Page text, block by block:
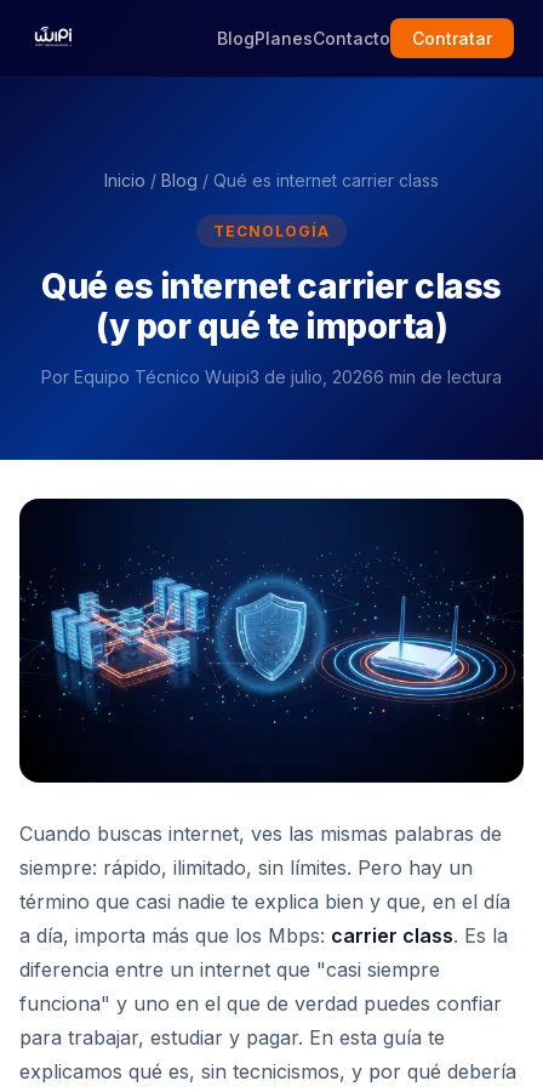
BlogPlanesContacto Contratar
Inicio / Blog / Qué es internet carrier class
TECNOLOGÍA
Qué es internet carrier class
(y por qué te importa)
Por Equipo Técnico Wuipi3 de julio, 20266 min de lectura
Cuando buscas internet, ves las mismas palabras de
siempre: rápido, ilimitado, sin límites. Pero hay un
término que casi nadie te explica bien y que, en el día
a día, importa más que los Mbps: carrier class. Es la
diferencia entre un internet que "casi siempre
funciona" y uno en el que de verdad puedes confiar
para trabajar, estudiar y pagar. En esta guía te
explicamos qué es, sin tecnicismos, y por qué debería